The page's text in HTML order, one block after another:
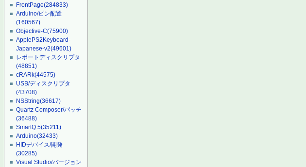
FrontPage(284833)
Arduino/ピン配置
(160567)
Objective-C(75900)
ApplePS2Keyboard-
Japanese-v2(49601)
レポートディスクリプタ
(48851)
cRARk(44575)
USB/ディスクリプタ
(43708)
NSString(36617)
Quartz Composer/パッチ
(36488)
SmartQ 5(35211)
Arduino(32433)
HIDデバイス/開発
(30285)
Visual Studio/バージョン